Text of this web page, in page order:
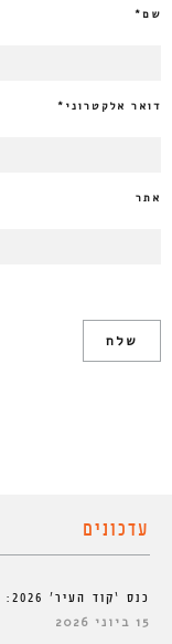
שם*
דואר אלקטרוני *
אתר
עדכונים
כנס ‘קוד העיר’ 2026: פענוח ועיצוב עיר המחר
15 ביוני 2026